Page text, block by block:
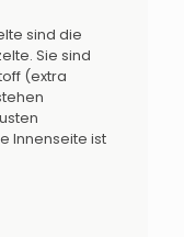
sind die
Sie sind
(extra
Innenseite ist